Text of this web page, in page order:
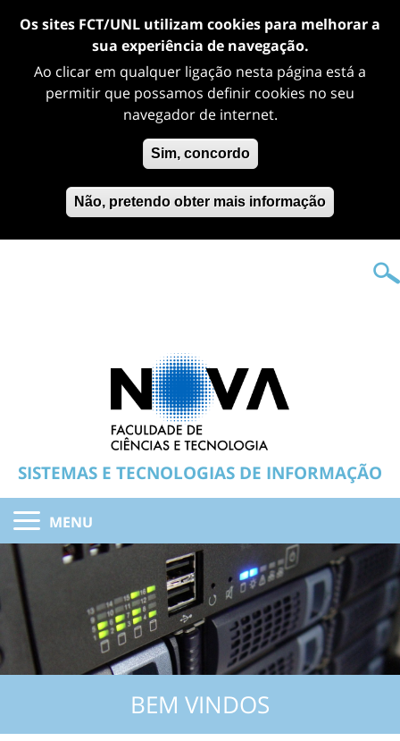
Os sites FCT/UNL utilizam cookies para melhorar a
sua experiência de navegação.
Ao clicar em qualquer ligação nesta página está a
permitir que possamos definir cookies no seu
navegador de internet.
Sim, concordo
Não, pretendo obter mais informação
SISTEMAS E TECNOLOGIAS DE INFORMAÇÃO
MENU
BEM VINDOS